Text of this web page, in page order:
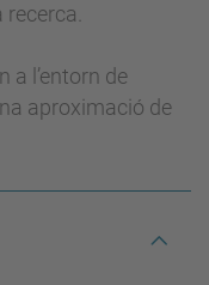
recerca.
a l’entorn de
aproximació de